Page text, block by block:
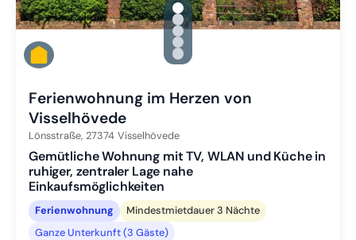
gallery.slide_selector
Zu Slide 1 wechseln
Zu Slide 2 wechseln
Zu Slide 3 wechseln
Zu Slide 4 wechseln
Zu Slide 5 wechseln
Ferienwohnung im Herzen von
Visselhövede
Lönsstraße, 27374 Visselhövede
Gemütliche Wohnung mit TV, WLAN und Küche in
ruhiger, zentraler Lage nahe
Einkaufsmöglichkeiten
Ferienwohnung
Mindestmietdauer 3 Nächte
Ganze Unterkunft (3 Gäste)